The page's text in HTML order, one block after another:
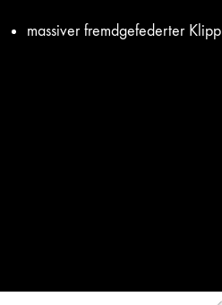
massiver fremdgefederter Klipp